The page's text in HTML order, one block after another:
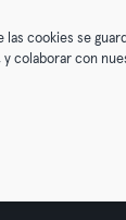
cookies se
y colaborar con